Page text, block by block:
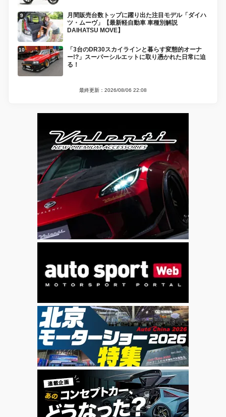
月間販売台数トップに躍り出た注目モデル「ダイハ
ツ・ムーヴ」【最新軽自動車 車種別解説
DAIHATSU MOVE】
「3台のDR30スカイラインと暮らす変態的オーナ
ー!?」スーパーシルエットに取り憑かれた日常に迫
る！
最終更新：2026/08/06 22:08